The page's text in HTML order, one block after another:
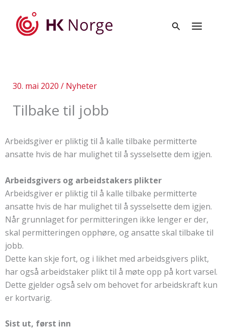
30. mai 2020 / Nyheter
Tilbake til jobb
Arbeidsgiver er pliktig til å kalle tilbake permitterte
ansatte hvis de har mulighet til å sysselsette dem igjen.
Arbeidsgivers og arbeidstakers plikter
Arbeidsgiver er pliktig til å kalle tilbake permitterte
ansatte hvis de har mulighet til å sysselsette dem igjen.
Når grunnlaget for permitteringen ikke lenger er der,
skal permitteringen opphøre, og ansatte skal tilbake til
jobb.
Dette kan skje fort, og i likhet med arbeidsgivers plikt,
har også arbeidstaker plikt til å møte opp på kort varsel.
Dette gjelder også selv om behovet for arbeidskraft kun
er kortvarig.
Sist ut, først inn